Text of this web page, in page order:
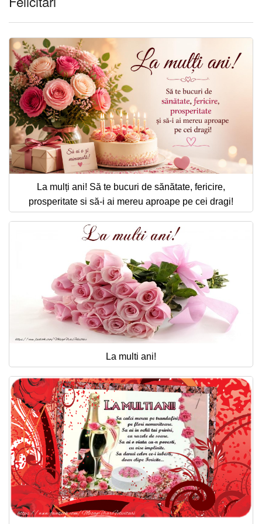
La mulți ani! Să te bucuri de sănătate, fericire,
prosperitate si să-i ai mereu aproape pe cei dragi!
La multi ani!